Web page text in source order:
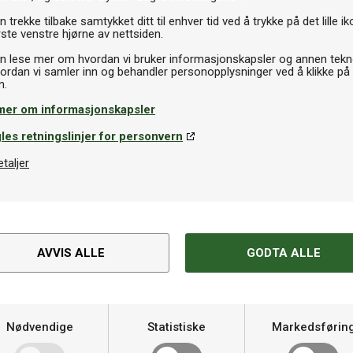
trekke tilbake samtykket ditt til enhver tid ved å trykke på det lille
venstre hjørne av nettsiden.
lese mer om hvordan vi bruker informasjonskapsler og annen
vi samler inn og behandler personopplysninger ved å klikke på
om informasjonskapsler
retningslinjer for personvern
AVVIS ALLE GODTA ALLE
Nødvendige Statistiske
Glue Applicators 24-
Spesifikasjoner